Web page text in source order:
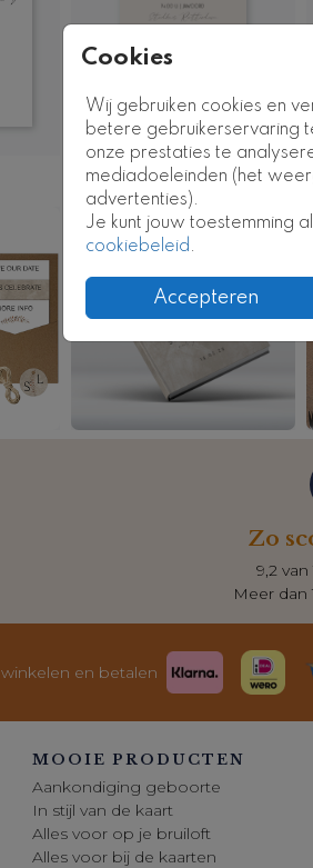
Cookies
Wij gebruiken cookies en
betere gebruikerservaring
onze prestaties te
mediadoeleinden (het
advertenties).
Je kunt jouw toestemming
cookiebeleid.
Accepteren
gastenboek
Zo
9,2
Meer dan
en betalen
MOOIE PRODUCTEN
Aankondiging geboorte
In stijl van de kaart
Alles voor op je bruiloft
Alles voor bij de kaarten